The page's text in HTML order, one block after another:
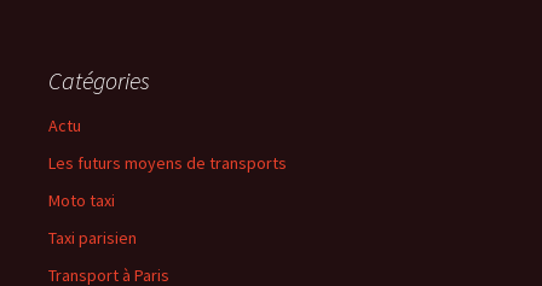
Catégories
Actu
Les futurs moyens de transports
Moto taxi
Taxi parisien
Transport à Paris